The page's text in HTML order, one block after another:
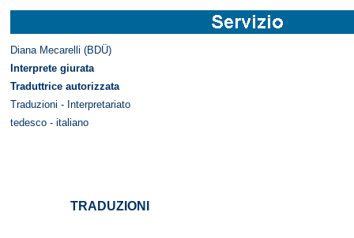
Diana Mecarelli (BDÜ)
Interprete giurata
Traduttrice autorizzata
Traduzioni - Interpretariato
tedesco - italiano
TRADUZIONI